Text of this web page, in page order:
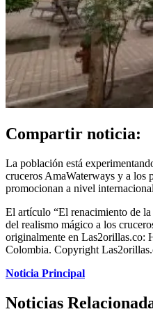
Compartir noticia:
La población está
cruceros AmaWaterways y a los
promocionan a nivel
El artículo “El renacimiento de
del realismo mágico a los
originalmente en Las2orillas.co:
Colombia. Copyright
Noticia Principal
Noticias